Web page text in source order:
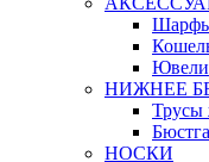
НИЖНЕЕ
Трусы
НОСКИ